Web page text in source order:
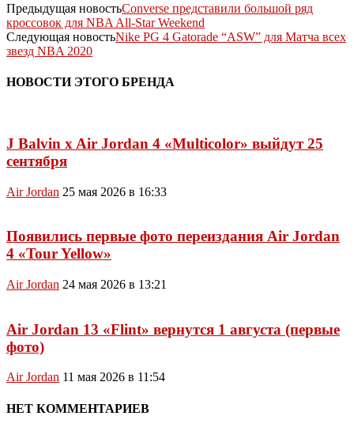
Предыдущая новостьConverse представили большой ряд
кроссовок для NBA All-Star Weekend
Следующая новостьNike PG 4 Gatorade “ASW” для Матча всех
звезд NBA 2020
НОВОСТИ ЭТОГО БРЕНДА
J Balvin x Air Jordan 4 «Multicolor» выйдут 25
сентября
Air Jordan 25 мая 2026 в 16:33
Появились первые фото переиздания Air Jordan
4 «Tour Yellow»
Air Jordan 24 мая 2026 в 13:21
Air Jordan 13 «Flint» вернутся 1 августа (первые
фото)
Air Jordan 11 мая 2026 в 11:54
НЕТ КОММЕНТАРИЕВ